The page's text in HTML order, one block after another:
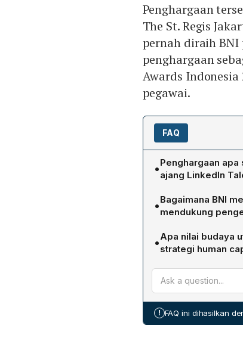
Penghargaan
The St. Regis
pernah diraih BNI
penghargaan
Awards
pegawai.
FAQ
•Penghargaan apa
ajang LinkedIn
BNI memperoleh
kategori Best
dalam LinkedIn
The St. Regis
mengelola sumber
•Bagaimana BNI
mendukung
BNI
sourcing, hingga
dinamika pasar
meningkatkan
memungkinkan
sebagai employer
•Apa nilai budaya
strategi human
Nilai budaya BNI
penyempurnaan
(6 Karsa) seperti
transformasi
! FAQ ini dihasilkan